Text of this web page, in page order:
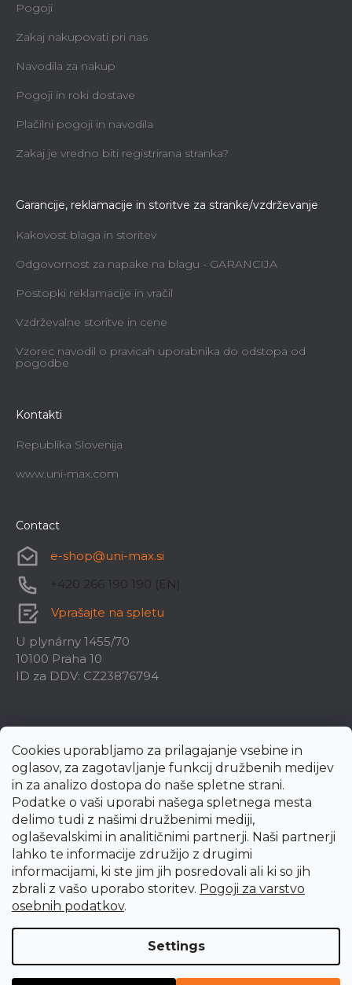
Cookies uporabljamo za prilagajanje vsebine in
oglasov, za zagotavljanje funkcij družbenih medijev
in za analizo dostopa do naše spletne strani.
Podatke o vaši uporabi našega spletnega mesta
delimo tudi z našimi družbenimi mediji,
oglaševalskimi in analitičnimi partnerji. Naši partnerji
lahko te informacije združijo z drugimi
informacijami, ki ste jim jih posredovali ali ki so jih
zbrali z vašo uporabo storitev. Pogoji za varstvo
osebnih podatkov.
Settings
Pogoji
Zakaj nakupovati pri nas
Navodila za nakup
Pogoji in roki dostave
Plačilni pogoji in navodila
Zakaj je vredno biti registrirana stranka?
Garancije, reklamacije in storitve za stranke/vzdrževanje
Kakovost blaga in storitev
Odgovornost za napake na blagu - GARANCIJA
Postopki reklamacije in vračil
Vzdrževalne storitve in cene
Vzorec navodil o pravicah uporabnika do odstopa od
pogodbe
Kontakti
Republika Slovenija
www.uni-max.com
Contact
e-shop@uni-max.si
+420 266 190 190 (EN)
Vprašajte na spletu
U plynárny 1455/70
10100 Praha 10
ID za DDV: CZ23876794
Created by Shoptet Premium
settings